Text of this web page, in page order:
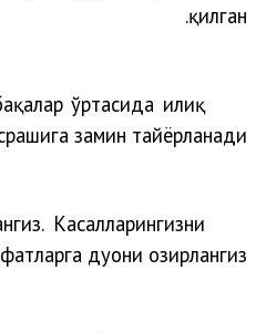
қилган.
ўртасида илиқ
замин тайёрланади.
Касалларингизни
дуони ҳозирлангиз”.